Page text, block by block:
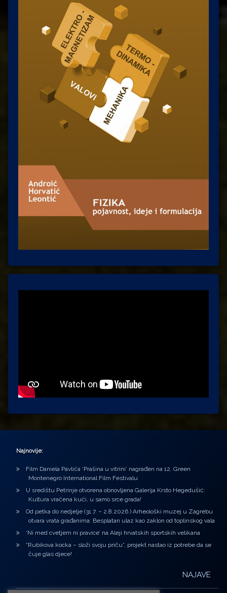
Najnovije:
Film Daniela Pavlića ‘Prašina u vitrini’ nagrađen na 12. Green
Montenegro International Film Festivalu
U središtu Petrinje otvorena obnovljena Galerija Krsto Hegedušić:
Kultura vraćena kući, u samo srce grada!
Od petka do nedjelje (31.7. – 2.8.2026.) Arheološki muzej u Zagrebu
otvara vrata građanima: Besplatan ulaz kao zaklon od toplinskog vala
‘Ni med cvetjem ni pravice’ na Aleji hrvatskih sportskih velikana
“Rubikova kocka – složi svoju priču”, projekt nastao iz potrebe da se
čuje glas djece!
NAJAVE